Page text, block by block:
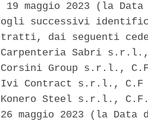
19 maggio 2023 (la
successivi
dai seguenti
Sabri
Group s.r.l.,
Contract s.r.l.,
Steel s.r.l.,
maggio 2023 (la Data